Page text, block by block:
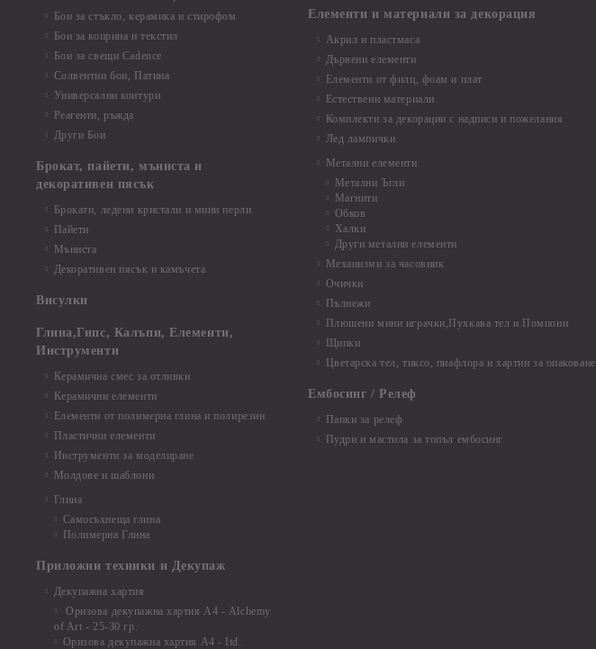
Бои за стъкло, керамика и стирофом
Бои за коприна и текстил
Бои за свещи Cadence
Солвентни бои, Патина
Универсални контури
Реагенти, ръжда
Други Бои
Брокат, пайети, мъниста и
декоративен пясък
Брокати, ледени кристали и мини перли
Пайети
Мъниста
Декоративен пясък и камъчета
Висулки
Глина,Гипс, Калъпи, Елементи,
Инструменти
Керамична смес за отливки
Керамични елементи
Елементи от полимерна глина и полирезин
Пластични елементи
Инструменти за моделиране
Молдове и шаблони
Глина
Самосъхнеща глина
Полимерна Глина
Приложни техники и Декупаж
Декупажна хартия
Оризова декупажна хартия А4 - Alchemy
of Art - 25-30 гр.
Оризова декупажна хартия А4 - Itd.
Елементи и материали за декорация
Акрил и пластмаса
Дървени елементи
Елементи от филц, фоам и плат
Естествени материали
Комплекти за декорации с надписи и пожелания
Лед лампички
Метални елементи
Метални Ъгли
Магнити
Обков
Халки
Други метални елементи
Механизми за часовник
Очички
Пълнежи
Плюшени мини играчки,Пухкава тел и Помпони
Щипки
Цветарска тел, тиксо, пиафлора и хартии за опаковане
Ембосинг / Релеф
Папки за релеф
Пудри и мастила за топъл ембосинг